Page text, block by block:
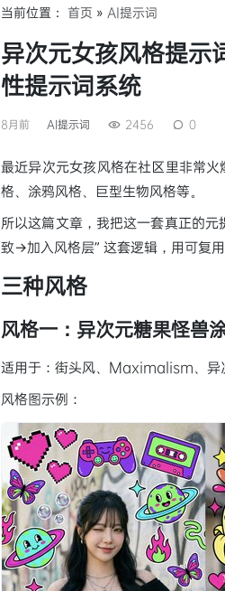
当前位置： 首页 » AI提示词
异次元女孩风格提示
性提示词系统
8月前 AI提示词 2456 0
最近异次元女孩风格在社区里非常
格、涂鸦风格、巨型生物风格等。
所以这篇文章，我把这一套真正的
致→加入风格层” 这套逻辑，用可复用
三种风格
风格一：异次元糖果怪兽
适用于：街头风、Maximalism、异
风格图示例：